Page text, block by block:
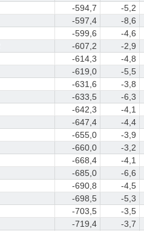
-594,7
-5,2
-597,4
-8,6
-599,6
-4,6
-607,2
-2,9
-614,3
-4,8
-619,0
-5,5
-631,6
-3,8
-633,5
-6,3
-642,3
-4,1
-647,4
-4,4
-655,0
-3,9
-660,0
-3,2
-668,4
-4,1
-685,0
-6,6
-690,8
-4,5
-698,5
-5,3
-703,5
-3,5
-719,4
-3,7